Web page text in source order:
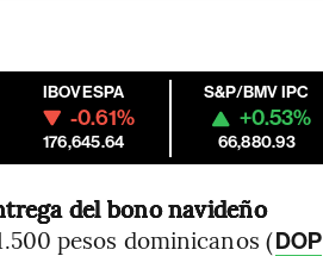
IBOVESPA
-0.61%
176,645.64
S&P/BMV IPC
+0.53%
66,880.93
del bono navideño
pesos dominicanos (DOP